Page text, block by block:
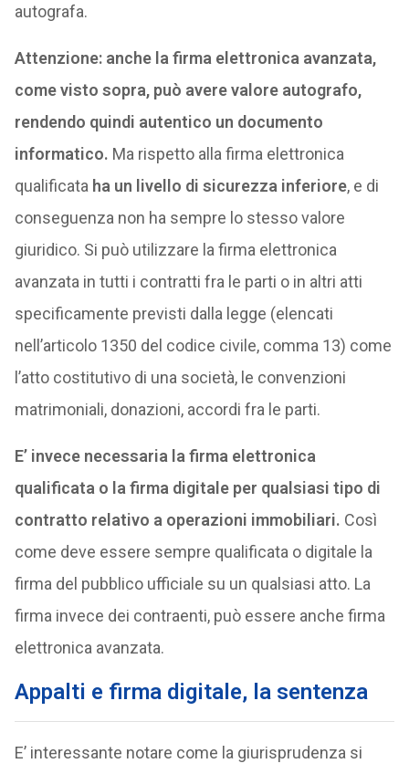
autografa.
Attenzione: anche la firma elettronica avanzata,
come visto sopra, può avere valore autografo,
rendendo quindi autentico un documento
informatico. Ma rispetto alla firma elettronica
qualificata ha un livello di sicurezza inferiore, e di
conseguenza non ha sempre lo stesso valore
giuridico. Si può utilizzare la firma elettronica
avanzata in tutti i contratti fra le parti o in altri atti
specificamente previsti dalla legge (elencati
nell’articolo 1350 del codice civile, comma 13) come
l’atto costitutivo di una società, le convenzioni
matrimoniali, donazioni, accordi fra le parti.
E’ invece necessaria la firma elettronica
qualificata o la firma digitale per qualsiasi tipo di
contratto relativo a operazioni immobiliari. Così
come deve essere sempre qualificata o digitale la
firma del pubblico ufficiale su un qualsiasi atto. La
firma invece dei contraenti, può essere anche firma
elettronica avanzata.
Appalti e firma digitale, la sentenza
E’ interessante notare come la giurisprudenza si